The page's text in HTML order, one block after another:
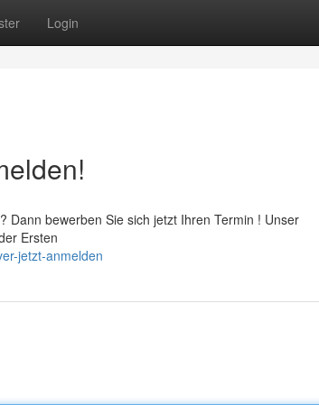
Login
Dann bewerben Sie sich jetzt Ihren Termin ! Unser
Ersten
jetzt-anmelden